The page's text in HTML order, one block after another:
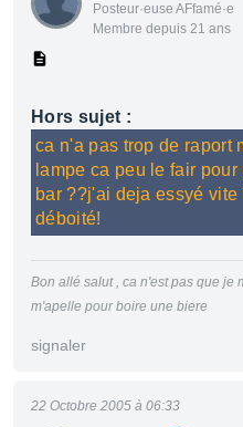
Posteur·euse AFfamé·e
Membre depuis 21 ans
Hors sujet :
ca n'a pas trop de raport
lampe ca peu le fair
bar ??j'ai deja essyé
déboité!
Bon allé salut , ca n'est pas que je
m'apelle pour boire une biere
signaler
22 Octobre 2005 à 06:33